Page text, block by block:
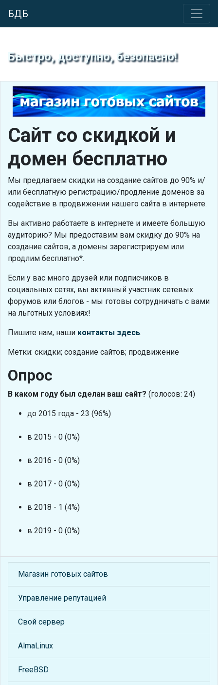
БДБ
Быстро, доступно, безопасно!
Сайт со скидкой и
домен бесплатно
Мы предлагаем скидки на создание сайтов до 90% и/
или бесплатную регистрацию/продление доменов за
содействие в продвижении нашего сайта в интернете.
Вы активно работаете в интернете и имеете большую
аудиторию? Мы предоставим вам скидку до 90% на
создание сайтов, а домены зарегистрируем или
продлим бесплатно*.
Если у вас много друзей или подписчиков в
социальных сетях, вы активный участник сетевых
форумов или блогов - мы готовы сотрудничать с вами
на льготных условиях!
Пишите нам, наши контакты здесь.
Метки: скидки; создание сайтов; продвижение
Опрос
В каком году был сделан ваш сайт? (голосов: 24)
до 2015 года - 23 (96%)
в 2015 - 0 (0%)
в 2016 - 0 (0%)
в 2017 - 0 (0%)
в 2018 - 1 (4%)
в 2019 - 0 (0%)
Магазин готовых сайтов
Управление репутацией
Свой сервер
AlmaLinux
FreeBSD